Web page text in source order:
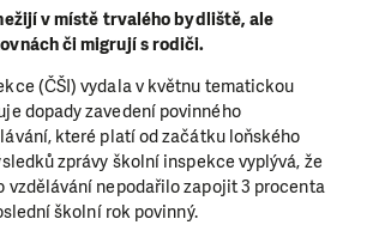
v místě trvalého bydliště, ale
či migrují s rodiči.
(ČŠI) vydala v květnu tematickou
dopady zavedení povinného
které platí od začátku loňského
zprávy školní inspekce vyplývá, že
vzdělávání nepodařilo zapojit 3 procenta
školní rok povinný.